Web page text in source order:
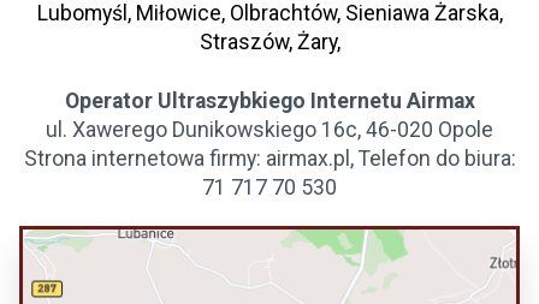
Lubomyśl, Miłowice, Olbrachtów, Sieniawa Żarska,
Straszów, Żary,
Operator Ultraszybkiego Internetu Airmax
ul. Xawerego Dunikowskiego 16c, 46-020 Opole
Strona internetowa firmy: airmax.pl, Telefon do biura:
71 717 70 530